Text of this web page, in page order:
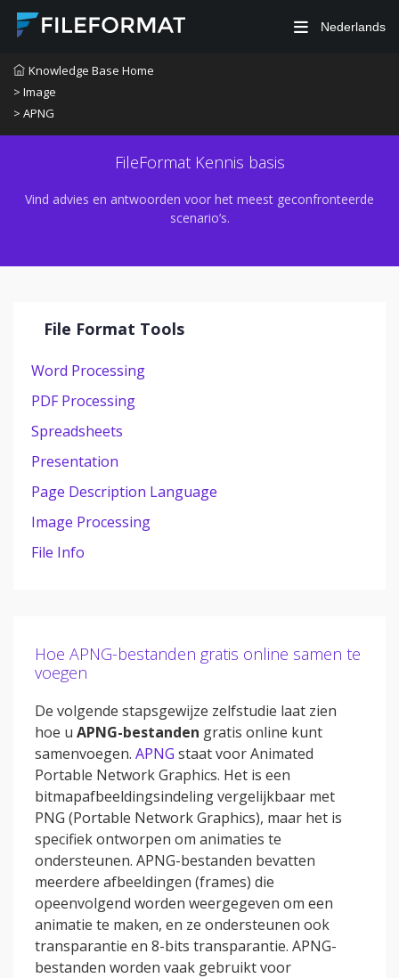
Nederlands
Knowledge Base Home
> Image
> APNG
FileFormat Kennis basis
Vind advies en antwoorden voor het meest geconfronteerde
scenario’s.
File Format Tools
Word Processing
PDF Processing
Spreadsheets
Presentation
Page Description Language
Image Processing
File Info
Hoe APNG-bestanden gratis online samen te
voegen
De volgende stapsgewijze zelfstudie laat zien
hoe u APNG-bestanden gratis online kunt
samenvoegen. APNG staat voor Animated
Portable Network Graphics. Het is een
bitmapafbeeldingsindeling vergelijkbaar met
PNG (Portable Network Graphics), maar het is
specifiek ontworpen om animaties te
ondersteunen. APNG-bestanden bevatten
meerdere afbeeldingen (frames) die
opeenvolgend worden weergegeven om een
animatie te maken, en ze ondersteunen ook
transparantie en 8-bits transparantie. APNG-
bestanden worden vaak gebruikt voor